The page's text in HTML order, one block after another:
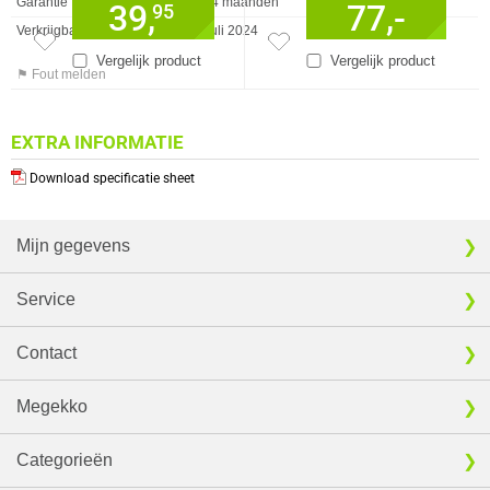
Verkrijgbaar sinds
Juli 2024
⚑ Fout melden
EXTRA INFORMATIE
Download specificatie sheet
Vergelijk product
39,95
Vergelijk product
77,-
Mijn gegevens
Service
Contact
Megekko
Categorieën